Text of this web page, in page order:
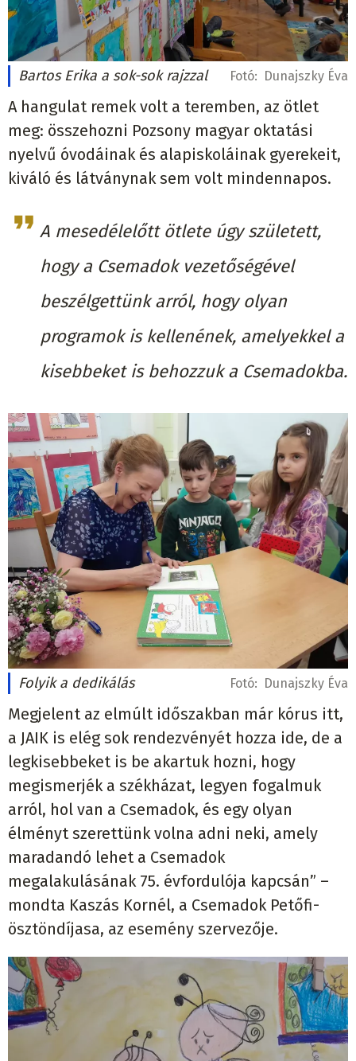
Bartos Erika a sok-sok rajzzal Fotó: Dunajszky Éva
A hangulat remek volt a teremben, az ötlet
meg: összehozni Pozsony magyar oktatási
nyelvű óvodáinak és alapiskoláinak gyerekeit,
kiváló és látványnak sem volt mindennapos.
A mesedélelőtt ötlete úgy született,
hogy a Csemadok vezetőségével
beszélgettünk arról, hogy olyan
programok is kellenének, amelyekkel a
kisebbeket is behozzuk a Csemadokba.
Folyik a dedikálás Fotó: Dunajszky Éva
Megjelent az elmúlt időszakban már kórus itt,
a JAIK is elég sok rendezvényét hozza ide, de a
legkisebbeket is be akartuk hozni, hogy
megismerjék a székházat, legyen fogalmuk
arról, hol van a Csemadok, és egy olyan
élményt szerettünk volna adni neki, amely
maradandó lehet a Csemadok
megalakulásának 75. évfordulója kapcsán” –
mondta Kaszás Kornél, a Csemadok Petőfi-
ösztöndíjasa, az esemény szervezője.